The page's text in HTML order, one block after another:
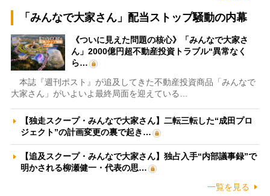
「みんなで大家さん」配当ストップ騒動の内幕
《ついに見えた問題の核心》「みんなで大家さ
ん」2000億円超不動産投資トラブル“異常なく
ら…
本誌『週刊ポスト』が追及してきた不動産投資商品「みんなで
大家さん」がいよいよ最終局面を迎えている…
【独走スクープ・みんなで大家さん】二転三転した“成田プロ
ジェクト”の計画変更の裏で起き…
【追及スクープ・みんなで大家さん】独占入手“内部議事録”で
明かされる柳瀬健一・代表の思…
一覧を見る